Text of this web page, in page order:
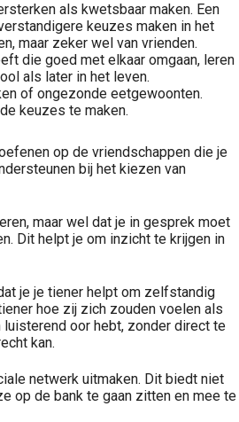
als kwetsbaar maken. Een
keuzes maken in het
maar zeker wel van vrienden.
die goed met elkaar omgaan, leren
als later in het leven.
of ongezonde eetgewoonten.
keuzes te maken.
op de vriendschappen die je
bij het kiezen van
maar wel dat je in gesprek moet
Dit helpt je om inzicht te krijgen in
je je tiener helpt om zelfstandig
hoe zij zich zouden voelen als
oor hebt, zonder direct te
kan.
netwerk uitmaken. Dit biedt niet
op de bank te gaan zitten en mee te